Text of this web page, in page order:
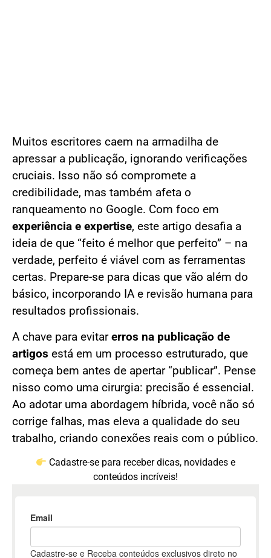
Muitos escritores caem na armadilha de
apressar a publicação, ignorando verificações
cruciais. Isso não só compromete a
credibilidade, mas também afeta o
ranqueamento no Google. Com foco em
experiência e expertise, este artigo desafia a
ideia de que “feito é melhor que perfeito” – na
verdade, perfeito é viável com as ferramentas
certas. Prepare-se para dicas que vão além do
básico, incorporando IA e revisão humana para
resultados profissionais.
A chave para evitarerros na publicação de
artigos está em um processo estruturado, que
começa bem antes de apertar “publicar”. Pense
nisso como uma cirurgia: precisão é essencial.
Ao adotar uma abordagem híbrida, você não só
corrige falhas, mas eleva a qualidade do seu
trabalho, criando conexões reais com o público.
Cadastre-se para receber dicas, novidades e
conteúdos incríveis!